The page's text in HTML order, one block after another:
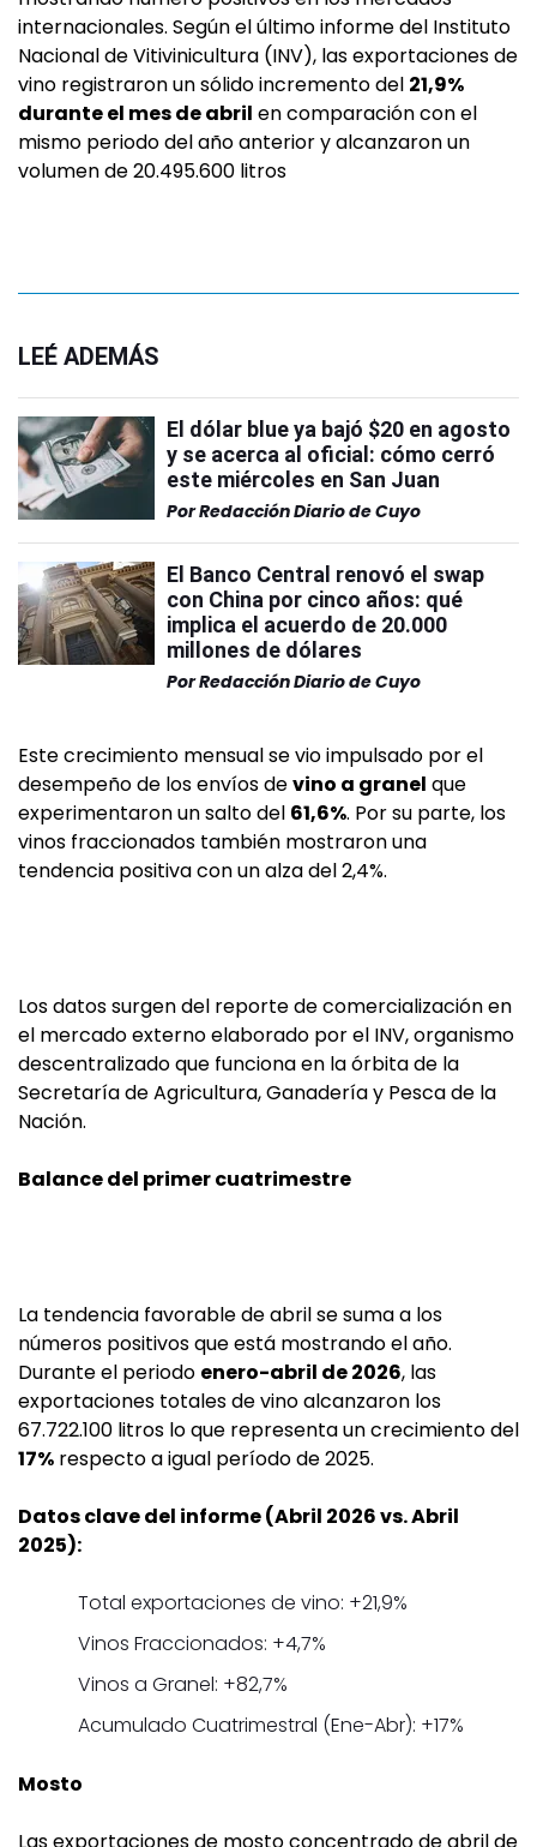
internacionales. Según el último informe del Instituto
Nacional de Vitivinicultura (INV), las exportaciones de
vino registraron un sólido incremento del 21,9%
durante el mes de abril en comparación con el
mismo periodo del año anterior y alcanzaron un
volumen de 20.495.600 litros
LEÉ ADEMÁS
El dólar blue ya bajó $20 en agosto
y se acerca al oficial: cómo cerró
este miércoles en San Juan
PorRedacción Diario de Cuyo
El Banco Central renovó el swap
con China por cinco años: qué
implica el acuerdo de 20.000
millones de dólares
PorRedacción Diario de Cuyo
Este crecimiento mensual se vio impulsado por el
desempeño de los envíos devino a granel que
experimentaron un salto del 61,6%. Por su parte, los
vinos fraccionados también mostraron una
tendencia positiva con un alza del 2,4%.
Los datos surgen del reporte de comercialización en
el mercado externo elaborado por el INV, organismo
descentralizado que funciona en la órbita de la
Secretaría de Agricultura, Ganadería y Pesca de la
Nación.
Balance del primer cuatrimestre
La tendencia favorable de abril se suma a los
números positivos que está mostrando el año.
Durante el periodo enero-abril de 2026, las
exportaciones totales de vino alcanzaron los
67.722.100 litros lo que representa un crecimiento del
17% respecto a igual período de 2025.
Datos clave del informe (Abril 2026 vs. Abril
2025):
Total exportaciones de vino: +21,9%
Vinos Fraccionados: +4,7%
Vinos a Granel: +82,7%
Acumulado Cuatrimestral (Ene-Abr): +17%
Mosto